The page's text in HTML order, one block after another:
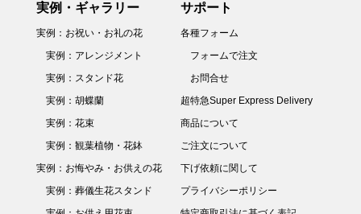
実例・ギャラリー
実例：お祝い・お礼の花
実例：アレンジメント
実例：スタンド花
実例：胡蝶蘭
実例：花束
実例：観葉植物・花鉢
実例：お悔やみ・お供えの花
実例：葬儀生花スタンド
サポート
各種フォーム
フォームで注文
お問合せ
超特急Super Express Delivery
商品について
ご注文について
下げ依頼に関して
プライバシーポリシー